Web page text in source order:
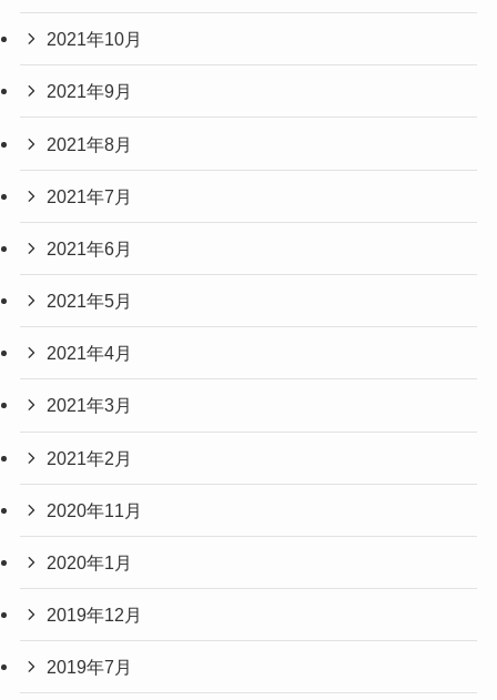
2021年10月
2021年9月
2021年8月
2021年7月
2021年6月
2021年5月
2021年4月
2021年3月
2021年2月
2020年11月
2020年1月
2019年12月
2019年7月